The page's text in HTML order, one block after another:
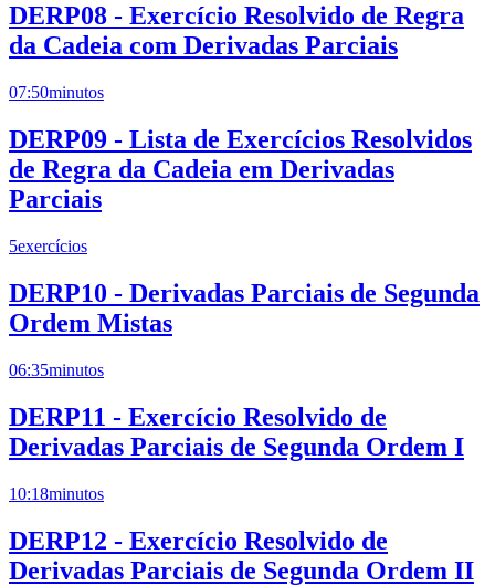
DERP08 - Exercício Resolvido de Regra
da Cadeia com Derivadas Parciais
07:50minutos
DERP09 - Lista de Exercícios Resolvidos
de Regra da Cadeia em Derivadas
Parciais
5exercícios
DERP10 - Derivadas Parciais de Segunda
Ordem Mistas
06:35minutos
DERP11 - Exercício Resolvido de
Derivadas Parciais de Segunda Ordem I
10:18minutos
DERP12 - Exercício Resolvido de
Derivadas Parciais de Segunda Ordem II